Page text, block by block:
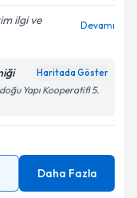
ilgi ve
Devamı
Haritada Göster
Yapı Kooperatifi 5.
Daha Fazla